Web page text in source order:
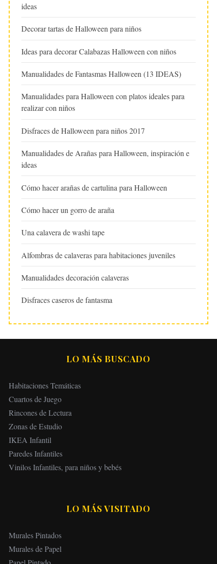
ideas
Decorar tartas de Halloween para niños
Ideas para decorar Calabazas Halloween con niños
Manualidades de Fantasmas Halloween (13 IDEAS)
Manualidades para Halloween con platos ideales para
realizar con niños
Disfraces de Halloween para niños 2017
Manualidades de Arañas para Halloween, inspiración e
ideas
Cómo hacer arañas de cartulina para Halloween
Cómo hacer un gorro de araña
Una calavera de washi tape
Alfombras de calaveras para habitaciones juveniles
Manualidades decoración calaveras
Disfraces caseros de fantasma
LO MÁS BUSCADO
Habitaciones Temáticas
Cuartos de Juego
Rincones de Lectura
Zonas de Estudio
IKEA Infantil
Paredes Infantiles
Vinilos Infantiles, para niños y bebés
LO MÁS VISITADO
Murales Pintados
Murales de Papel